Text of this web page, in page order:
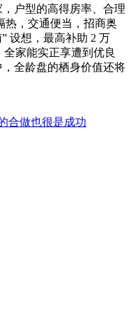
户型的高得房率、合理
热，交通便当，招商奥
设想，最高补助 2 万
家能实正享遭到优良
全龄盘的栖身价值还将
合做也很是成功